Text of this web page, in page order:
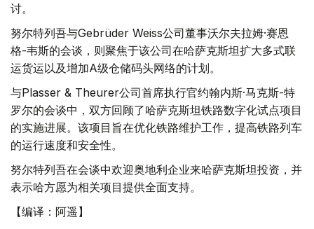
讨。
努尔特列吾与Gebrüder Weiss公司董事沃尔夫拉姆·赛恩
格-韦斯的会谈，则聚焦于该公司在哈萨克斯坦扩大多式联
运货运以及增加A级仓储码头网络的计划。
与Plasser & Theurer公司首席执行官约翰内斯·马克斯-特
罗尔的会谈中，双方回顾了哈萨克斯坦铁路数字化试点项目
的实施进展。该项目旨在优化铁路维护工作，提高铁路列车
的运行速度和安全性。
努尔特列吾在会谈中欢迎奥地利企业来哈萨克斯坦投资，并
表示哈方愿为相关项目提供全面支持。
【编译：阿遥】